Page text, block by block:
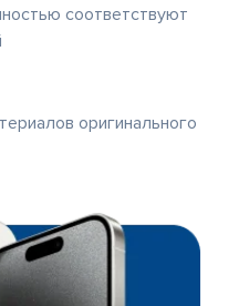
соответствуют
оригинального